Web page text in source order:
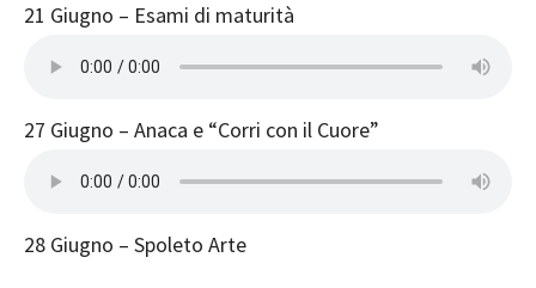
21 Giugno – Esami di maturità
27 Giugno – Anaca e “Corri con il Cuore”
28 Giugno – Spoleto Arte